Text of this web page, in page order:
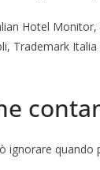
Hotel Monitor,
Trademark
ignorare quando